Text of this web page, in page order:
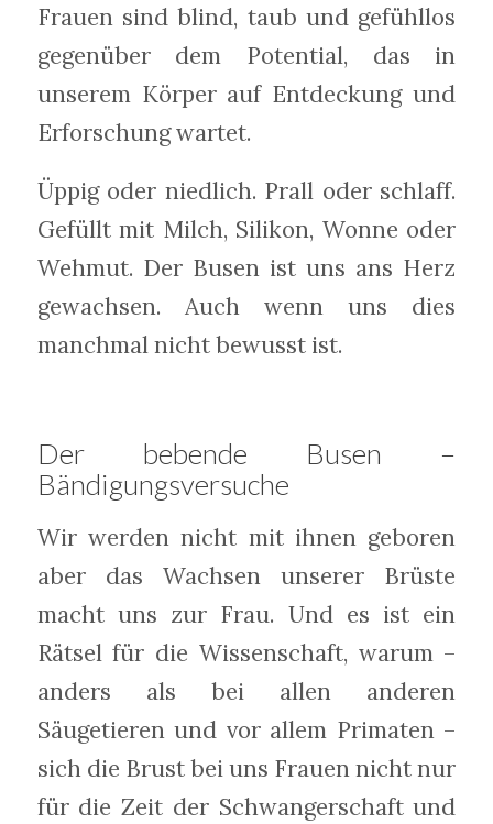
Frauen sind blind, taub und gefühllos
gegenüber dem Potential, das in
unserem Körper auf Entdeckung und
Erforschung wartet.
Üppig oder niedlich. Prall oder schlaff.
Gefüllt mit Milch, Silikon, Wonne oder
Wehmut. Der Busen ist uns ans Herz
gewachsen. Auch wenn uns dies
manchmal nicht bewusst ist.
Der bebende Busen –
Bändigungsversuche
Wir werden nicht mit ihnen geboren
aber das Wachsen unserer Brüste
macht uns zur Frau. Und es ist ein
Rätsel für die Wissenschaft, warum –
anders als bei allen anderen
Säugetieren und vor allem Primaten –
sich die Brust bei uns Frauen nicht nur
für die Zeit der Schwangerschaft und